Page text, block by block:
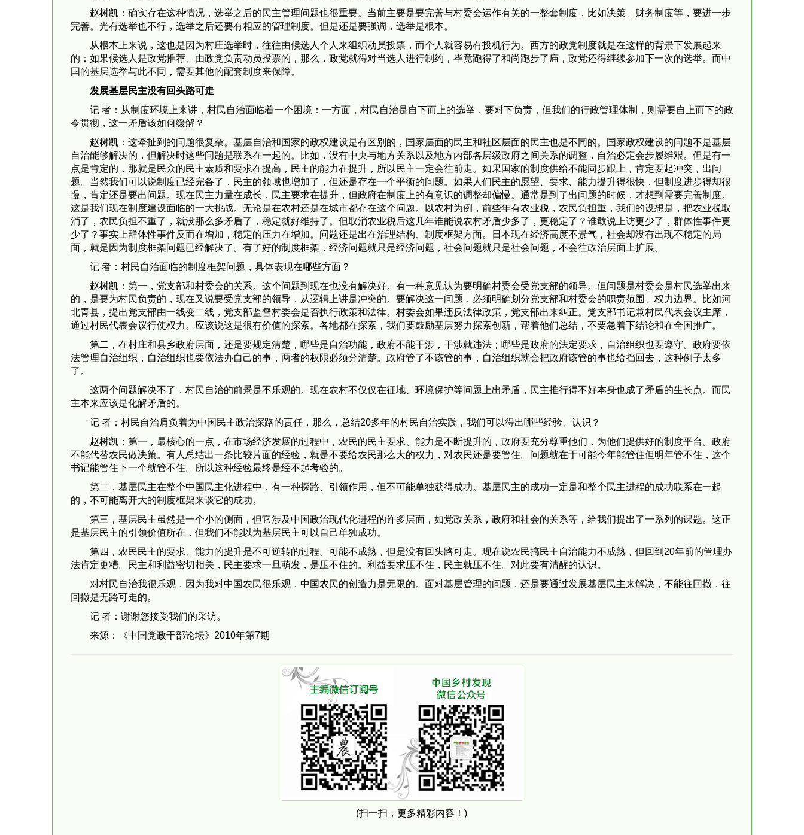
赵树凯：确实存在这种情况，选举之后的民主管理问题也很重要。当前主要是要完善与村委会运作有关的一整套制度，比如决策、财务制度等，要进一步
完善。光有选举也不行，选举之后还要有相应的管理制度。但是还是要强调，选举是根本。
从根本上来说，这也是因为村庄选举时，往往由候选人个人来组织动员投票，而个人就容易有投机行为。西方的政党制度就是在这样的背景下发展起来
的：如果候选人是政党推荐、由政党负责动员投票的，那么，政党就得对当选人进行制约，毕竟跑得了和尚跑步了庙，政党还得继续参加下一次的选举。而中
国的基层选举与此不同，需要其他的配套制度来保障。
发展基层民主没有回头路可走
记 者：从制度环境上来讲，村民自治面临着一个困境：一方面，村民自治是自下而上的选举，要对下负责，但我们的行政管理体制，则需要自上而下的政
令贯彻，这一矛盾该如何缓解？
赵树凯：这牵扯到的问题很复杂。基层自治和国家的政权建设是有区别的，国家层面的民主和社区层面的民主也是不同的。国家政权建设的问题不是基层
自治能够解决的，但解决时这些问题是联系在一起的。比如，没有中央与地方关系以及地方内部各层级政府之间关系的调整，自治必定会步履维艰。但是有一
点是肯定的，那就是民众的民主素质和要求在提高，民主的能力在提升，所以民主一定会往前走。如果国家的制度供给不能同步跟上，肯定要起冲突，出问
题。当然我们可以说制度已经完备了，民主的领域也增加了，但还是存在一个平衡的问题。如果人们民主的愿望、要求、能力提升得很快，但制度进步得却很
慢，肯定还是要出问题。现在民主力量在成长，民主要求在提升，但政府在制度上的有意识的调整却偏慢。通常是到了出问题的时候，才想到需要完善制度。
这是我们现在制度建设面临的一大挑战。无论是在农村还是在城市都存在这个问题。以农村为例，前些年有农业税，农民负担重，我们的设想是，把农业税取
消了，农民负担不重了，就没那么多矛盾了，稳定就好维持了。但取消农业税后这几年谁能说农村矛盾少多了，更稳定了？谁敢说上访更少了，群体性事件更
少了？事实上群体性事件反而在增加，稳定的压力在增加。问题还是出在治理结构、制度框架方面。日本现在经济高度不景气，社会却没有出现不稳定的局
面，就是因为制度框架问题已经解决了。有了好的制度框架，经济问题就只是经济问题，社会问题就只是社会问题，不会往政治层面上扩展。
记 者：村民自治面临的制度框架问题，具体表现在哪些方面？
赵树凯：第一，党支部和村委会的关系。这个问题到现在也没有解决好。有一种意见认为要明确村委会受党支部的领导。但问题是村委会是村民选举出来
的，是要为村民负责的，现在又说要受党支部的领导，从逻辑上讲是冲突的。要解决这一问题，必须明确划分党支部和村委会的职责范围、权力边界。比如河
北青县，提出党支部由一线变二线，党支部监督村委会是否执行政策和法律。村委会如果违反法律政策，党支部出来纠正。党支部书记兼村民代表会议主席，
通过村民代表会议行使权力。应该说这是很有价值的探索。各地都在探索，我们要鼓励基层努力探索创新，帮着他们总结，不要急着下结论和在全国推广。
第二，在村庄和县乡政府层面，还是要规定清楚，哪些是自治功能，政府不能干涉，干涉就违法；哪些是政府的法定要求，自治组织也要遵守。政府要依
法管理自治组织，自治组织也要依法办自己的事，两者的权限必须分清楚。政府管了不该管的事，自治组织就会把政府该管的事也给挡回去，这种例子太多
了。
这两个问题解决不了，村民自治的前景是不乐观的。现在农村不仅仅在征地、环境保护等问题上出矛盾，民主推行得不好本身也成了矛盾的生长点。而民
主本来应该是化解矛盾的。
记 者：村民自治肩负着为中国民主政治探路的责任，那么，总结20多年的村民自治实践，我们可以得出哪些经验、认识？
赵树凯：第一，最核心的一点，在市场经济发展的过程中，农民的民主要求、能力是不断提升的，政府要充分尊重他们，为他们提供好的制度平台。政府
不能代替农民做决策。有人总结出一条比较片面的经验，就是不要给农民那么大的权力，对农民还是要管住。问题就在于可能今年能管住但明年管不住，这个
书记能管住下一个就管不住。所以这种经验最终是经不起考验的。
第二，基层民主在整个中国民主化进程中，有一种探路、引领作用，但不可能单独获得成功。基层民主的成功一定是和整个民主进程的成功联系在一起
的，不可能离开大的制度框架来谈它的成功。
第三，基层民主虽然是一个小的侧面，但它涉及中国政治现代化进程的许多层面，如党政关系，政府和社会的关系等，给我们提出了一系列的课题。这正
是基层民主的引领价值所在，但我们不能以为基层民主可以自己单独成功。
第四，农民民主的要求、能力的提升是不可逆转的过程。可能不成熟，但是没有回头路可走。现在说农民搞民主自治能力不成熟，但回到20年前的管理办
法肯定更糟。民主和利益密切相关，民主要求一旦萌发，是压不住的。利益要求压不住，民主就压不住。对此要有清醒的认识。
对村民自治我很乐观，因为我对中国农民很乐观，中国农民的创造力是无限的。面对基层管理的问题，还是要通过发展基层民主来解决，不能往回撤，往
回撤是无路可走的。
记 者：谢谢您接受我们的采访。
来源：《中国党政干部论坛》2010年第7期
(扫一扫，更多精彩内容！)